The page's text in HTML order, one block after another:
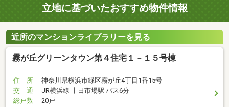
立地に基づいたおすすめ物件情報
近所のマンションライブラリーを見る
霧が丘グリーンタウン第４住宅１－１５号棟
住 所
神奈川県横浜市緑区霧が丘4丁目1番15号
交 通
JR横浜線 十日市場駅 バス6分
総戸数
20戸